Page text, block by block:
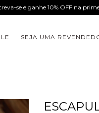
se e ganhe 10% OFF na
SEJA UMA